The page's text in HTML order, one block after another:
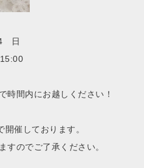
日
時間内にお越しください！
催しております。
すのでご了承ください。